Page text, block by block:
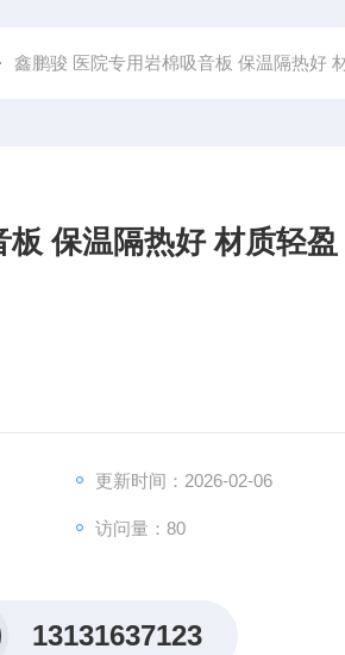
鑫鹏骏 医院专用岩棉吸音板 保温隔热好
保温隔热好 材质轻
更新时间：2026-02-06
访问量：80
13131637123